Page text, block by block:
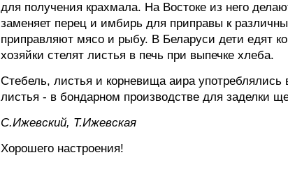
для получения крахмала. На Востоке из него
заменяет перец и имбирь для приправы к
приправляют мясо и рыбу. В Беларуси дети едят
хозяйки стелят листья в печь при выпечке хлеба.
Стебель, листья и корневища аира
листья - в бондарном производстве для заделки
С.Ижевский, Т.Ижевская
Хорошего настроения!